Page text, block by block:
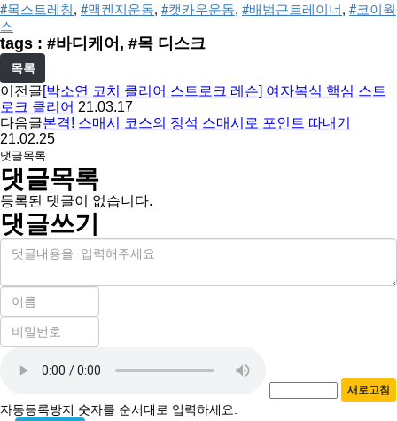
#목스트레칭, #맥켄지운동, #캣카우운동, #배범근트레이너, #코이웍
스
tags : #바디케어, #목 디스크
목록
이전글[박소연 코치 클리어 스트로크 레슨] 여자복식 핵심 스트
로크 클리어 21.03.17
다음글본격! 스매시 코스의 정석 스매시로 포인트 따내기
21.02.25
댓글목록
댓글목록
등록된 댓글이 없습니다.
댓글쓰기
내
이
필
수
비
밀
수
새로고침
자동등록방지 숫자를 순서대로 입력하세요.